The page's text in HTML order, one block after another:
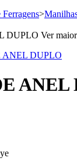
>
Ver maior
ANEL